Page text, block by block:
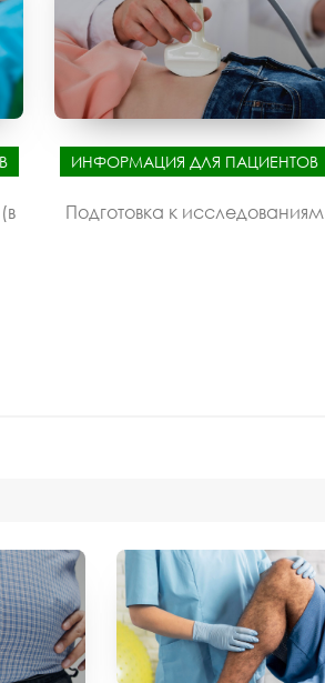
ИНФОРМАЦИЯ ДЛЯ ПАЦИЕНТОВ
Подготовка к исследованиям